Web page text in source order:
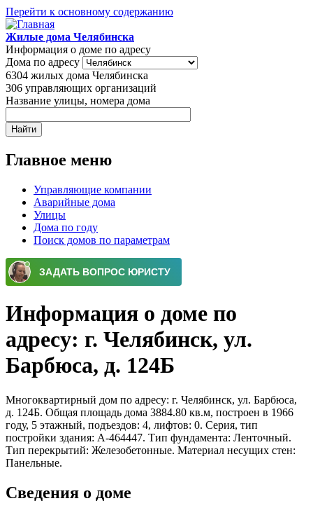
Перейти к основному содержанию
Жилые дома Челябинска
Информация о доме по адресу
Дома по адресу
6304 жилых дома Челябинска
306 управляющих организаций
Название улицы, номера дома
Главное меню
Управляющие компании
Аварийные дома
Улицы
Дома по году
Поиск домов по параметрам
Информация о доме по
адресу: г. Челябинск, ул.
Барбюса, д. 124Б
Многоквартирный дом по адресу: г. Челябинск, ул. Барбюса,
д. 124Б. Общая площадь дома 3884.80 кв.м, построен в 1966
году, 5 этажный, подъездов: 4, лифтов: 0. Серия, тип
постройки здания: А-464447. Тип фундамента: Ленточный.
Тип перекрытий: Железобетонные. Материал несущих стен:
Панельные.
Сведения о доме